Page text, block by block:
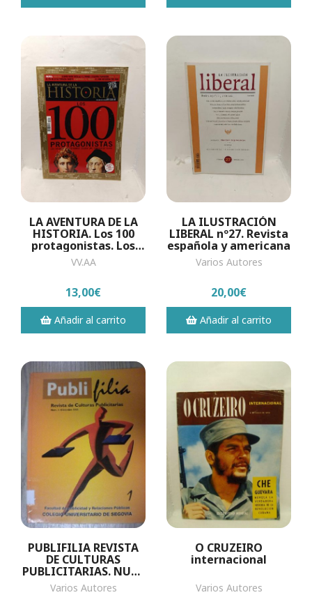
LA AVENTURA DE LA
HISTORIA. Los 100
protagonistas. Los
mejores historiadores
eligen los personajes
VV.AA
13,00€
Añadir al carrito
LA ILUSTRACIÓN
LIBERAL nº27. Revista
española y americana
Varios Autores
20,00€
Añadir al carrito
PUBLIFILIA REVISTA
DE CULTURAS
PUBLICITARIAS. NUM.
1
Varios Autores
O CRUZEIRO
internacional
Varios Autores